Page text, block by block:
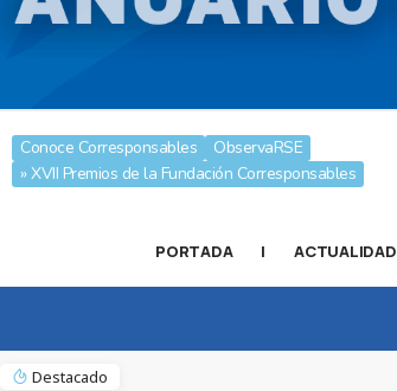
Conoce Corresponsables
ObservaRSE
» XVII Premios de la Fundación Corresponsables
PORTADA | ACTUALIDAD
Destacado